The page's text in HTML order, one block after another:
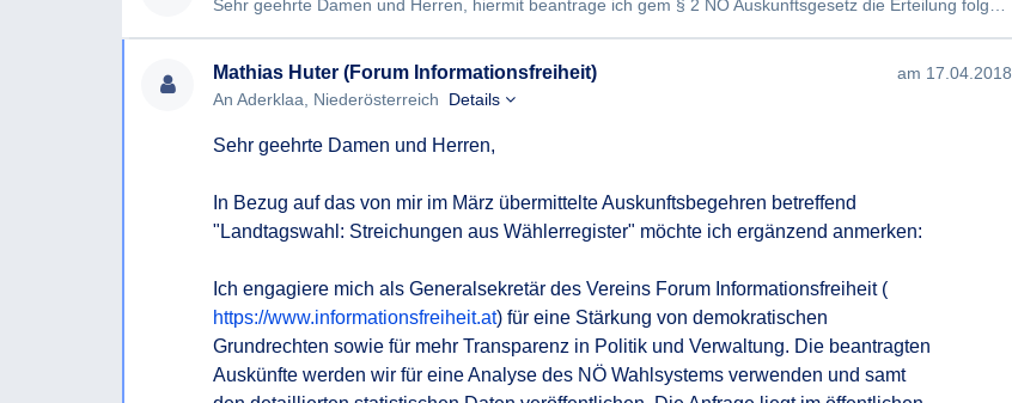
Ich erlaube, darauf hinzuweisen, dass nach § 4 NÖ AuskunftsG die Auskunft möglichst
rasch, spätestens aber innerhalb von acht Wochen nach Einlangen des
Auskunftsersuchens erteilt werden muss. Kann die Auskunft innerhalb dieser Frist nicht
Auskunftsersuchen innerhalb dieser Frist nicht entsprochen, so ist dies in der Information
Ich bitte, soweit möglich, um eine Beantwortung per Email.
Für den Fall, dass Sie die begehrte Auskunft nicht oder nicht in vollem Umfang erteilen
wollen oder können beantrage ich bereits jetzt die Ausstellung eines negativen
Bescheides gem § 6 NÖ AuskunftsG.
Mathias Huter (Forum Informationsfreiheit)
am 17.04.2018
An Aderklaa, Niederösterreich
Details
Sehr geehrte Damen und Herren,
In Bezug auf das von mir im März übermittelte Auskunftsbegehren betreffend
"Landtagswahl: Streichungen aus Wählerregister" möchte ich ergänzend anmerken:
Ich engagiere mich als Generalsekretär des Vereins Forum Informationsfreiheit (
https://www.informationsfreiheit.at) für eine Stärkung von demokratischen
Grundrechten sowie für mehr Transparenz in Politik und Verwaltung. Die beantragten
Auskünfte werden wir für eine Analyse des NÖ Wahlsystems verwenden und samt